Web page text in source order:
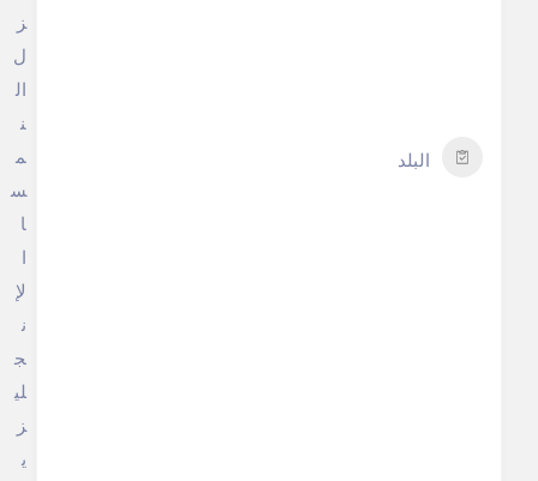
ز
ل
البلد
ال
ن
م
س
ا
ا
لإ
ن
ج
لي
ز
ي